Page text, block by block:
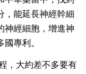
，能延長神經幹細
神經細胞，增進神
專利。
，大約差不多要有